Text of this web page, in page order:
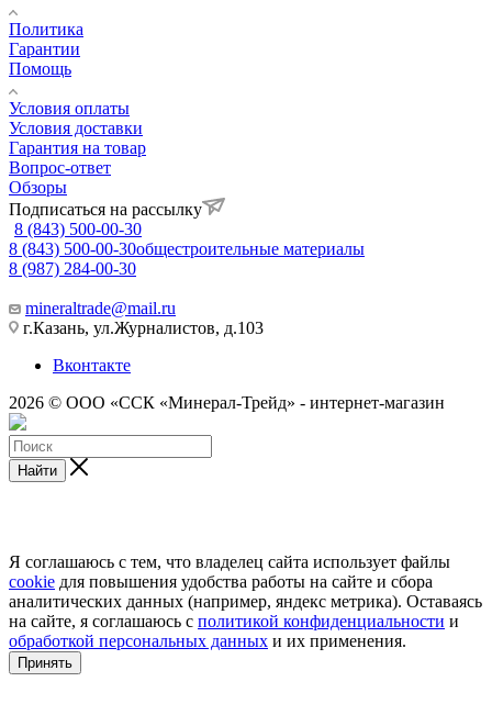
Политика
Гарантии
Помощь
Условия оплаты
Условия доставки
Гарантия на товар
Вопрос-ответ
Обзоры
Подписаться на рассылку
8 (843) 500-00-30
8 (843) 500-00-30общестроительные материалы
8 (987) 284-00-30
mineraltrade@mail.ru
г.Казань, ул.Журналистов, д.103
Вконтакте
2026 © ООО «ССК «Минерал-Трейд» - интернет-магазин
Найти
Я соглашаюсь с тем, что владелец сайта использует файлы
cookie для повышения удобства работы на сайте и сбора
аналитических данных (например, яндекс метрика). Оставаясь
на сайте, я соглашаюсь с политикой конфиденциальности и
обработкой персональных данных и их применения.
Принять